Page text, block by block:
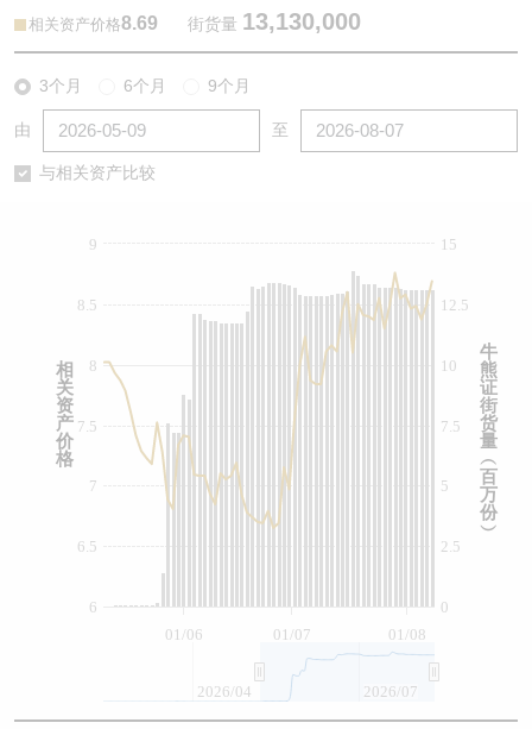
相关资产价格8.69 街货量 13,130,000
3个月 6个月 9个月
由 至
与相关资产比较
01/07
01/06 01/08
0
2.5
5
7.5
10
12.5
15
8
6
6.5
7
7.5
8.5
9
2026/04 2026/07
牛
熊
证
街
货
量
︵
百
万
份
︶
相
关
资
产
价
格
认股证/牛熊证日志
牛熊证到期结算价查找
牛熊证文件及公告 (瑞信)
中资ETFs溢价比较
收市竞价变化